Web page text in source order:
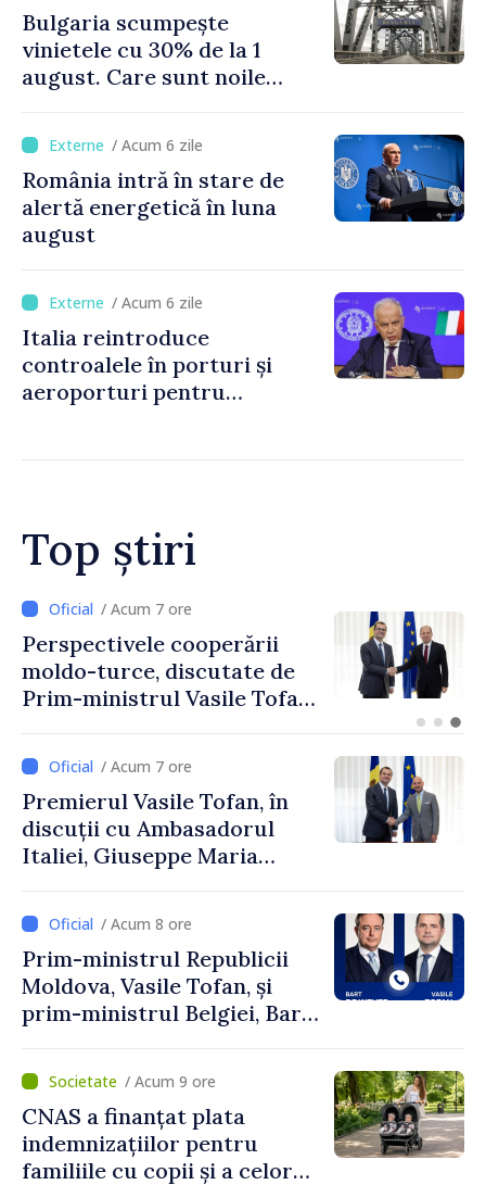
Bulgaria scumpește
vinietele cu 30% de la 1
august. Care sunt noile
/ Acum 6 zile
România intră în stare de
alertă energetică în luna
august
/ Acum 6 zile
Italia reintroduce
controalele în porturi și
aeroporturi pentru
Top știri
/ Acum 4 ore
Forumul Diasporei //
Republica Moldova,
promovată în Elveția prin
exporturi
/ Acum 7 ore
Premierul Vasile Tofan, în
discuții cu Ambasadorul
Italiei, Giuseppe Maria
/ Acum 8 ore
Prim-ministrul Republicii
Moldova, Vasile Tofan, și
prim-ministrul Belgiei, Bart
despre parcursul european
al Republicii Moldova.
/ Acum 9 ore
CNAS a finanțat plata
indemnizațiilor pentru
familiile cu copii și a celor